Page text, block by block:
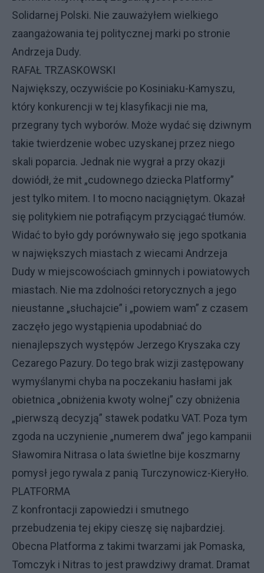
Solidarnej Polski. Nie zauważyłem wielkiego
zaangażowania tej politycznej marki po stronie
Andrzeja Dudy.
RAFAŁ TRZASKOWSKI
Największy, oczywiście po Kosiniaku-Kamyszu,
który konkurencji w tej klasyfikacji nie ma,
przegrany tych wyborów. Może wydać się dziwnym
takie twierdzenie wobec uzyskanej przez niego
skali poparcia. Jednak nie wygrał a przy okazji
dowiódł, że mit „cudownego dziecka Platformy”
jest tylko mitem. I to mocno naciągniętym. Okazał
się politykiem nie potrafiącym przyciągać tłumów.
Widać to było gdy porównywało się jego spotkania
w największych miastach z wiecami Andrzeja
Dudy w miejscowościach gminnych i powiatowych
miastach. Nie ma zdolności retorycznych a jego
nieustanne „słuchajcie” i „powiem wam” z czasem
zaczęło jego wystąpienia upodabniać do
nienajlepszych występów Jerzego Kryszaka czy
Cezarego Pazury. Do tego brak wizji zastępowany
wymyślanymi chyba na poczekaniu hasłami jak
obietnica „obniżenia kwoty wolnej” czy obniżenia
„pierwszą decyzją” stawek podatku VAT. Poza tym
zgoda na uczynienie „numerem dwa” jego kampanii
Sławomira Nitrasa o lata świetlne bije koszmarny
pomysł jego rywala z panią Turczynowicz-Kieryłło.
PLATFORMA
Z konfrontacji zapowiedzi i smutnego
przebudzenia tej ekipy cieszę się najbardziej.
Obecna Platforma z takimi twarzami jak Pomaska,
Tomczyk i Nitras to jest prawdziwy dramat. Dramat